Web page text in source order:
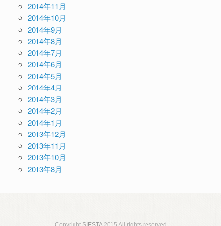
2014年11月
2014年10月
2014年9月
2014年8月
2014年7月
2014年6月
2014年5月
2014年4月
2014年3月
2014年2月
2014年1月
2013年12月
2013年11月
2013年10月
2013年8月
CopyrightSIESTA 2015 All rights reserved